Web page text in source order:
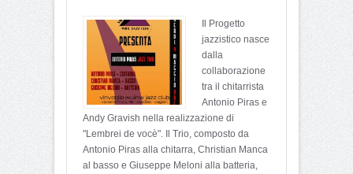
Il Progetto
jazzistico nasce
dalla
collaborazione
tra il chitarrista
Antonio Piras e
Andy Gravish nella realizzazione di
"Lembrei de vocè". Il Trio, composto da
Antonio Piras alla chitarra, Christian Manca
al basso e Giuseppe Meloni alla batteria,